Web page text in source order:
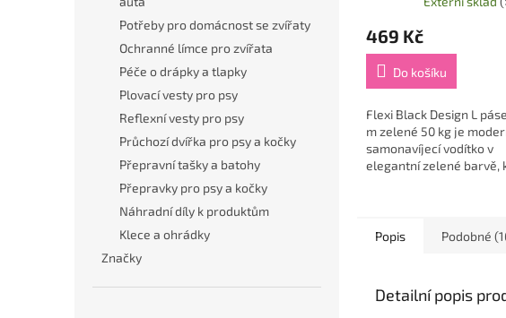
Potřeby pro domácnost se zvířaty
Ochranné límce pro zvířata
Péče o drápky a tlapky
Plovací vesty pro psy
Reflexní vesty pro psy
Průchozí dvířka pro psy a kočky
Přepravní tašky a batohy
Přepravky pro psy a kočky
Náhradní díly k produktům
Klece a ohrádky
Značky
469 Kč
Do košíku
Flexi Black Design L
m zelené 50 kg je
samonavíjecí vodítko v
elegantní zelené barvě,
Popis Podobné
Detailní popis